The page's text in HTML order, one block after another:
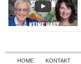
HOME KONTAKT